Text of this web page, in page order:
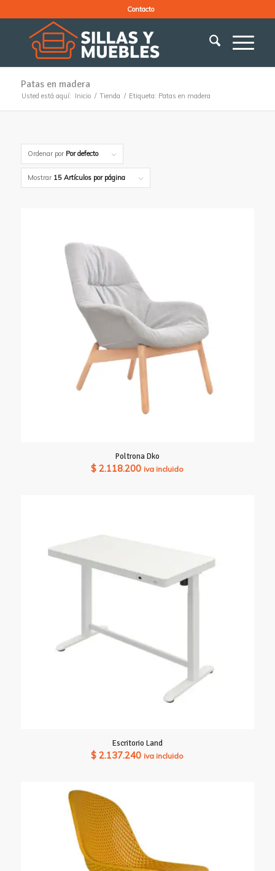
Contacto
Patas en madera
Usted está aquí: Inicio / Tienda / Etiqueta: Patas en madera
Ordenar por Por defecto
Mostrar 15 Artículos por página
Poltrona Dko
$ 2.118.200 iva incluido
Escritorio Land
$ 2.137.240 iva incluido